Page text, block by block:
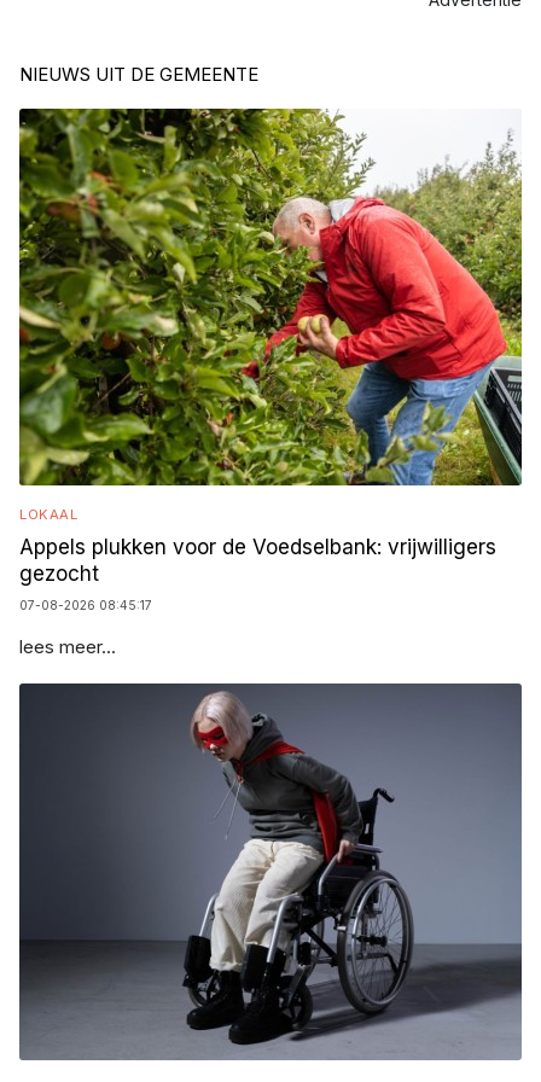
NIEUWS UIT DE GEMEENTE
LOKAAL
Appels plukken voor de Voedselbank: vrijwilligers
gezocht
07-08-2026 08:45:17
lees meer...